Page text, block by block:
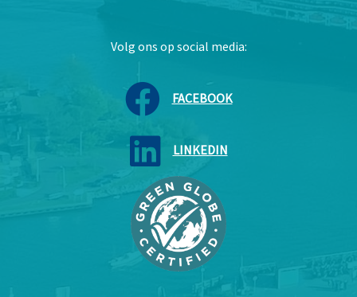
Volg ons op social media:
FACEBOOK
LINKEDIN